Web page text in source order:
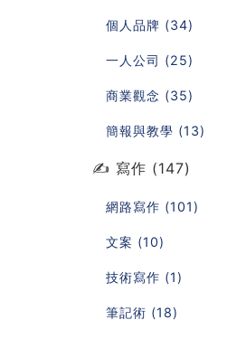
個人品牌 (34)
一人公司 (25)
商業觀念 (35)
簡報與教學 (13)
✍️ 寫作 (147)
網路寫作 (101)
文案 (10)
技術寫作 (1)
筆記術 (18)